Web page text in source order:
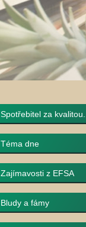
Spotřebitel za kvalitou...
Téma dne
Zajímavosti z EFSA
Bludy a fámy